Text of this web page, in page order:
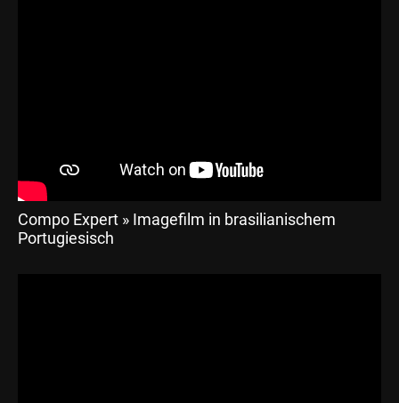
Compo Expert » Imagefilm in brasilianischem
Portugiesisch